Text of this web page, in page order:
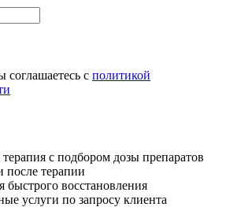
соглашаетесь с политикой
с подбором дозы препаратов
после терапии
восстановления
услуги по запросу клиента